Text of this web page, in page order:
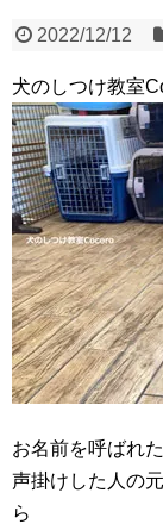
2022/12/12
犬のしつけ教室
お名前を呼ばれ
声掛けした人の
ら